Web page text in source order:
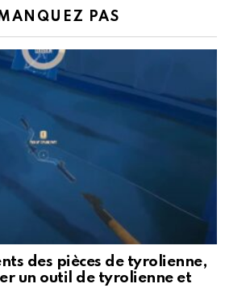
PAS
des pièces de tyrolienne,
un outil de tyrolienne et